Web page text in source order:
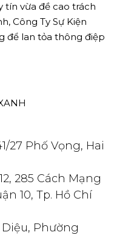
tín vừa đề cao trách
Công Ty Sự Kiện
để lan tỏa thông điệp
27 Phố Vọng, Hai
285 Cách Mạng
10, Tp. Hồ Chí
Phường